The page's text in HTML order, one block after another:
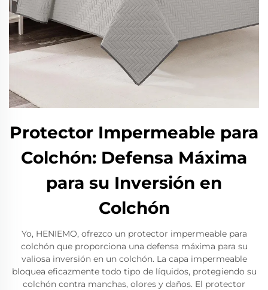
Protector Impermeable para
Colchón: Defensa Máxima
para su Inversión en
Colchón
Yo, HENIEMO, ofrezco un protector impermeable para
colchón que proporciona una defensa máxima para su
valiosa inversión en un colchón. La capa impermeable
bloquea eficazmente todo tipo de líquidos, protegiendo su
colchón contra manchas, olores y daños. El protector